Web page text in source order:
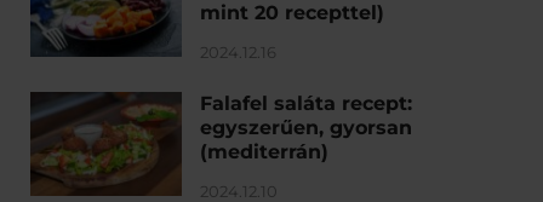
mint 20 recepttel)
2024.12.16
Falafel saláta recept:
egyszerűen, gyorsan
(mediterrán)
2024.12.10